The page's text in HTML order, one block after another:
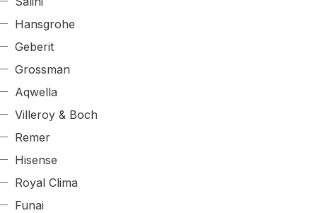
Hansgrohe
Geberit
Grossman
Aqwella
Villeroy & Boch
Remer
Hisense
Royal Clima
Funai